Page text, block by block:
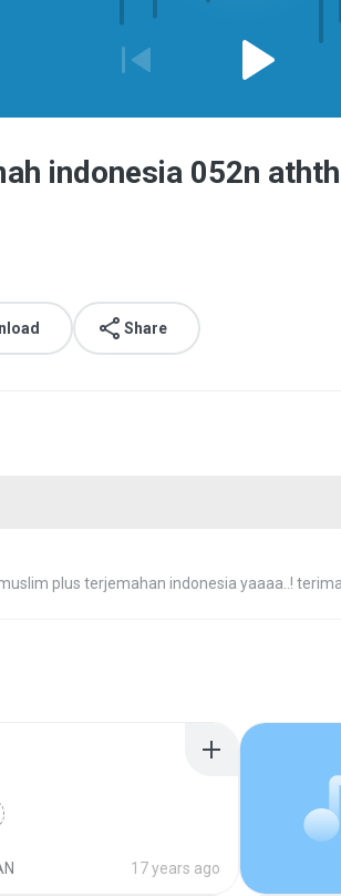
indonesia 052n
Share
plus terjemahan indonesia yaaaa..!
17 years ago